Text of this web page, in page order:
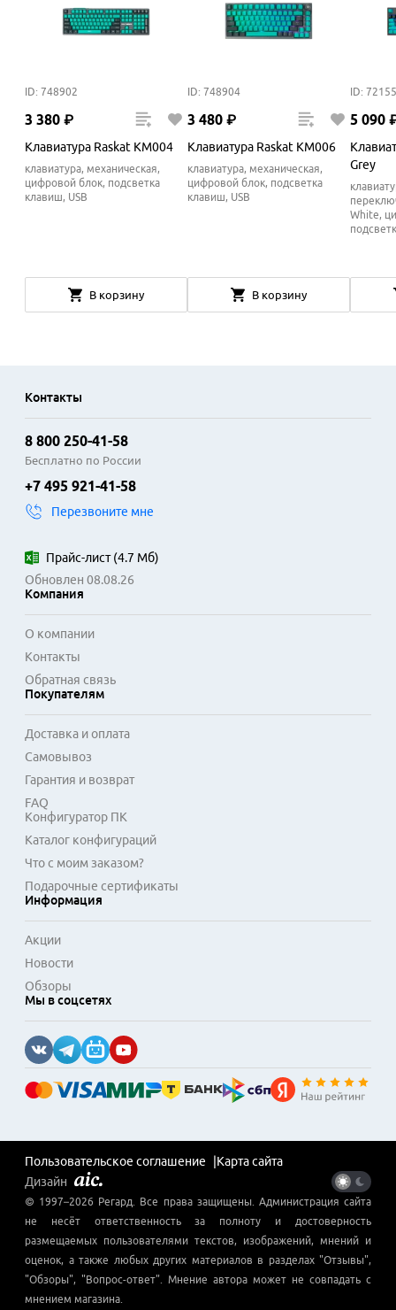
ID: 748902
3 380 ₽
Клавиатура Raskat KM004
клавиатура, механическая,
цифровой блок, подсветка
клавиш, USB
В корзину
ID: 748904
3 480 ₽
Клавиатура Raskat KM006
клавиатура, механическая,
цифровой блок, подсветка
клавиш, USB
В корзину
ID:
5 090
Grey
White,
Контакты
8 800 250-41-58
Бесплатно по России
+7 495 921-41-58
Перезвоните мне
Прайс-лист(4.7 Мб)
Обновлен 08.08.26
Компания
О компании
Контакты
Обратная связь
Покупателям
Доставка и оплата
Самовывоз
Гарантия и возврат
FAQ
Конфигуратор ПК
Каталог конфигураций
Что с моим заказом?
Подарочные сертификаты
Информация
Акции
Новости
Обзоры
Мы в соцсетях
Пользовательское соглашение
Карта сайта
Дизайн
© 1997–2026 Регард . Все права защищены. Администрация сайта
не несёт ответственность за полноту и достоверность
размещаемых пользователями текстов, изображений, мнений и
оценок, а также любых других материалов в разделах "Отзывы",
"Обзоры", "Вопрос-ответ". Мнение автора может не совпадать с
мнением магазина.